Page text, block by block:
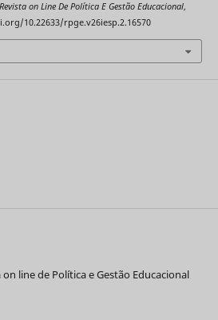
Revista on Line De Política E Gestão Educacional,
10.22633/rpge.v26iesp.2.16570
line de Política e Gestão Educacional